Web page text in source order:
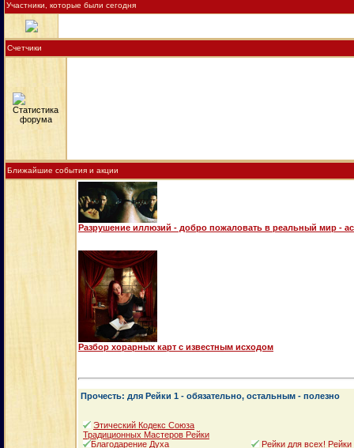
Участники, которые были сегодня
Счетчики
Ближайшие события и акции
Разрушение иллюзий - добро пожаловать в реальный мир -
Разбор хорарных карт с известным исходом
Прочесть: для Рейки 1 - обязательно, остальным - полезно
Этический Кодекс Союза
Традиционных Мастеров Рейки
Благодарение Духа
Рейки для всех!